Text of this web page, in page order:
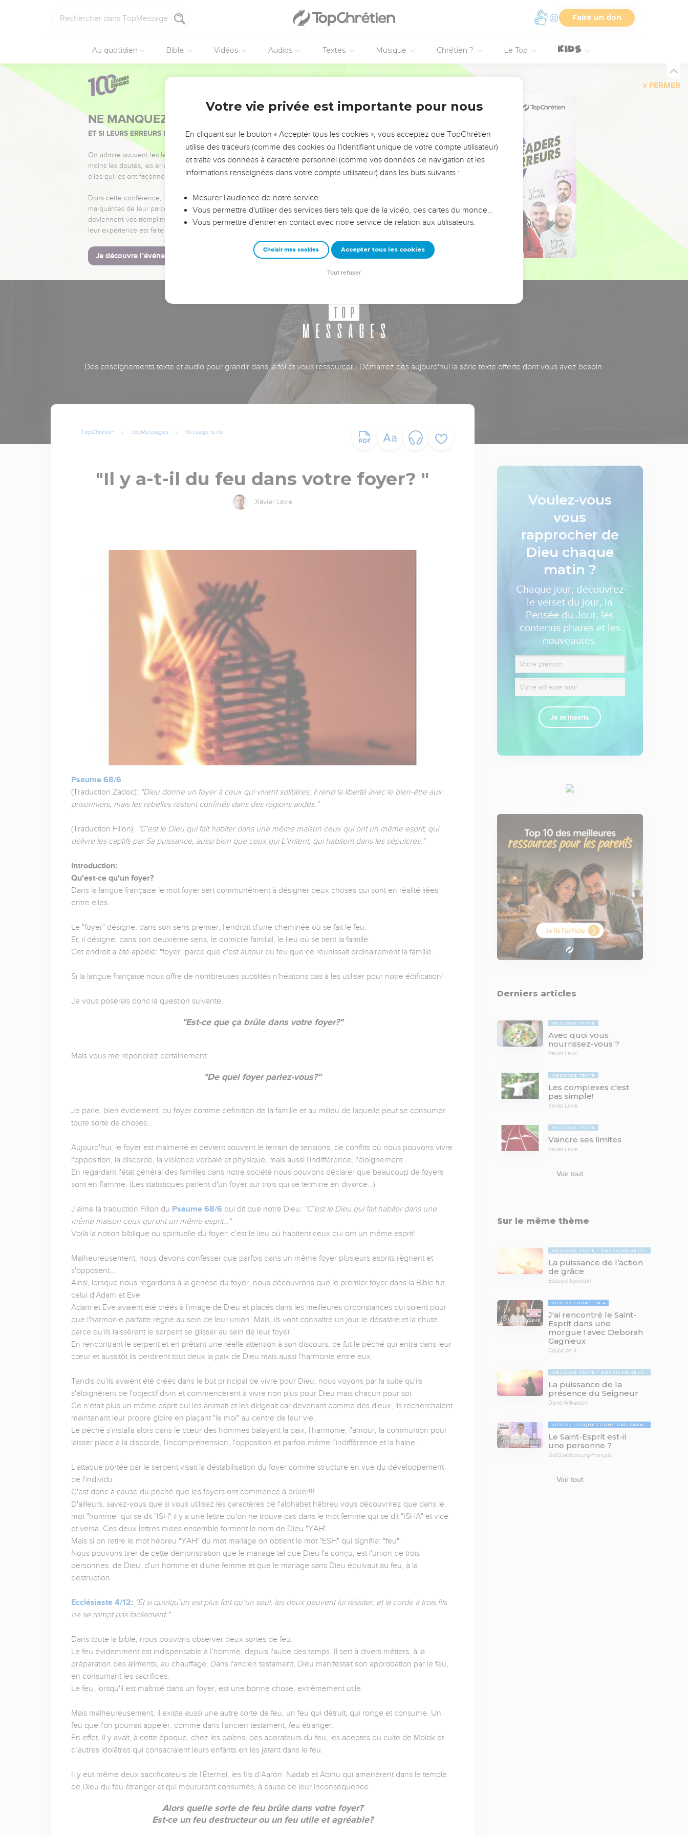
Faire un don
Au quotidien Bible Vidéos Audios Textes Musique Chrétien ? Le Top
FERMER
NE MANQUEZ PAS L’ÉVÉNEMENT DE L’ANNÉE !
ET SI LEURS ERREURS POUVAIENT VOUS ÉVITER LES VOTRES ?
On admire souvent les leaders pour leurs réussites, leur impact, leur foi ou leur vision. Mais on voit
moins les doutes, les erreurs et les saisons difficiles qu'ils ont traversés, alors même que ce sont
elles qui les ont façonnés.
Dans cette conférence, leaders, entrepreneurs, et responsables reviennent sur les erreurs
marquantes de leur parcours et les clés pour avancer avec plus de sagesse afin que leurs erreurs
deviennent vos tremplins. Que vous guidiez un ministère, une équipe, un groupe ou une famille,
leur expérience est faite pour vous.
Je découvre l’événement
Des enseignements texte et audio pour grandir dans la foi et vous ressourcer ! Démarrez dès aujourd'hui la série texte offerte dont vous avez besoin.
TopChrétien TopMessages Message texte
"Il y a-t-il du feu dans votre foyer? "
Xavier Lavie
Psaume 68/6
(Traduction Zadoc): "Dieu donne un foyer à ceux qui vivent solitaires; il rend la liberté avec le bien-être aux
prisonniers, mais les rebelles restent confinés dans des régions arides."
(Traduction Fillon): "C’est le Dieu qui fait habiter dans une même maison ceux qui ont un même esprit; qui
délivre les captifs par Sa puissance, aussi bien que ceux qui L’irritent, qui habitent dans les sépulcres."
Introduction:
Qu'est-ce qu'un foyer?
Dans la langue française le mot foyer sert communément à désigner deux choses qui sont en réalité liées
entre elles.
Le "foyer" désigne, dans son sens premier, l'endroit d'une cheminée où se fait le feu.
Et, il désigne, dans son deuxième sens, le domicile familial, le lieu où se tient la famille.
Cet endroit a été appelé: "foyer" parce que c'est autour du feu que ce réunissait ordinairement la famille.
Si la langue française nous offre de nombreuses subtilités n'hésitons pas à les utiliser pour notre édification!
Je vous poserais donc la question suivante:
"Est-ce que ça brûle dans votre foyer?"
Mais vous me répondrez certainement:
"De quel foyer parlez-vous?"
Je parle, bien évidement, du foyer comme définition de la famille et au milieu de laquelle peut se consumer
toute sorte de choses…
Aujourd'hui, le foyer est malmené et devient souvent le terrain de tensions, de conflits où nous pouvons vivre
l'opposition, la discorde, la violence verbale et physique, mais aussi l'indifférence, l'éloignement.
En regardant l'état général des familles dans notre société nous pouvons déclarer que beaucoup de foyers
sont en flamme. (Les statistiques parlent d'un foyer sur trois qui se termine en divorce…)
J'aime la traduction Fillon du Psaume 68/6 qui dit que notre Dieu: "C’est le Dieu qui fait habiter dans une
même maison ceux qui ont un même esprit…"
Voilà la notion biblique ou spirituelle du foyer: c'est le lieu où habitent ceux qui ont un même esprit!
Malheureusement, nous devons confesser que parfois dans un même foyer plusieurs esprits règnent et
s'opposent…
Ainsi, lorsque nous regardons à la genèse du foyer, nous découvrons que le premier foyer dans la Bible fut
celui d'Adam et Eve.
Adam et Eve avaient été créés à l'image de Dieu et placés dans les meilleures circonstances qui soient pour
que l'harmonie parfaite règne au sein de leur union. Mais, ils vont connaître un jour le désastre et la chute
parce qu'ils laissèrent le serpent se glisser au sein de leur foyer.
En rencontrant le serpent et en prêtant une réelle attention à son discours, ce fut le péché qui entra dans leur
cœur et aussitôt ils perdirent tout deux la paix de Dieu mais aussi l'harmonie entre eux.
Tandis qu'ils avaient été créés dans le but principal de vivre pour Dieu, nous voyons par la suite qu'ils
s'éloignèrent de l'objectif divin et commencèrent à vivre non plus pour Dieu mais chacun pour soi.
Ce n'était plus un même esprit qui les animait et les dirigeait car devenant comme des dieux, ils recherchaient
maintenant leur propre gloire en plaçant "le moi" au centre de leur vie.
Le péché s'installa alors dans le cœur des hommes balayant la paix, l'harmonie, l'amour, la communion pour
laisser place à la discorde, l'incompréhension, l'opposition et parfois même l’indifférence et la haine.
L'attaque portée par le serpent visait la déstabilisation du foyer comme structure en vue du développement
de l'individu.
C'est donc à cause du péché que les foyers ont commencé à brûler!!!
D'ailleurs, savez-vous que si vous utilisez les caractères de l'alphabet hébreu vous découvrirez que dans le
mot "homme" qui se dit "ISH" il y a une lettre qu'on ne trouve pas dans le mot femme qui se dit "ISHA" et vice
et versa. Ces deux lettres mises ensemble forment le nom de Dieu "YAH".
Mais si on retire le mot hébreu "YAH" du mot mariage on obtient le mot "ESH" qui signifie: "feu".
Nous pouvons tirer de cette démonstration que le mariage tel que Dieu l'a conçu, est l'union de trois
personnes: de Dieu, d'un homme et d'une femme et que le mariage sans Dieu équivaut au feu, à la
destruction.
Ecclésiaste 4/12: "Et si quelqu’un est plus fort qu’un seul, les deux peuvent lui résister; et la corde à trois fils
ne se rompt pas facilement."
Dans toute la bible, nous pouvons observer deux sortes de feu.
Le feu évidemment est indispensable à l’homme, depuis l'aube des temps. Il sert à divers métiers, à la
préparation des aliments, au chauffage. Dans l'ancien testament, Dieu manifestait son approbation par le feu,
en consumant les sacrifices.
Le feu, lorsqu'il est maîtrisé dans un foyer, est une bonne chose, extrêmement utile.
Mais malheureusement, il existe aussi une autre sorte de feu, un feu qui détruit, qui ronge et consume. Un
feu que l'on pourrait appeler, comme dans l'ancien testament, feu étranger.
En effet, Il y avait, à cette époque, chez les païens, des adorateurs du feu, les adeptes du culte de Molok et
d’autres idolâtres qui consacraient leurs enfants en les jetant dans le feu.
Il y eut même deux sacrificateurs de l'Eternel, les fils d’Aaron: Nadab et Abihu qui amenèrent dans le temple
de Dieu du feu étranger et qui moururent consumés, à cause de leur inconséquence.
Alors quelle sorte de feu brûle dans votre foyer?
Est-ce un feu destructeur ou un feu utile et agréable?
Voulez-vous
vous
rapprocher de
Dieu chaque
matin ?
Chaque jour, découvrez
le verset du jour, la
Pensée du Jour, les
contenus phares et les
nouveautés.
Je m'inscris
Derniers articles
MESSAGE TEXTE
Avec quoi vous
nourrissez-vous ?
Xavier Lavie
MESSAGE TEXTE
Les complexes c'est
pas simple!
Xavier Lavie
MESSAGE TEXTE
Vaincre ses limites
Xavier Lavie
Voir tout
Sur le même thème
MESSAGE TEXTE ENSEIGNEMENTS BIBLIQUES
La puissance de l’action
de grâce
Edouard Kowalski
29:46
VIDÉO COUPÉ EN 4
J'ai rencontré le Saint-
Esprit dans une
morgue ! avec Deborah
Gagnieux
Coupé en 4
MESSAGE TEXTE ENSEIGNEMENTS BIBLIQUES
La puissance de la
présence du Seigneur
David Wilkerson
03:51
VIDÉO GOTQUESTIONS.ORG-FRANÇAIS
Le Saint-Esprit est-il
une personne ?
GotQuestions.org-Français
Voir tout
Votre vie privée est importante pour nous
En cliquant sur le bouton « Accepter tous les cookies », vous acceptez que TopChrétien
utilise des traceurs (comme des cookies ou l'identifiant unique de votre compte utilisateur)
et traite vos données à caractère personnel (comme vos données de navigation et les
informations renseignées dans votre compte utilisateur) dans les buts suivants :
Mesurer l'audience de notre service
Vous permettre d'utiliser des services tiers tels que de la vidéo, des cartes du monde…
Vous permettre d'entrer en contact avec notre service de relation aux utilisateurs.
Choisir mes cookies Accepter tous les cookies
Tout refuser